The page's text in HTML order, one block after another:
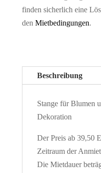
finden sicherlich eine
den Mietbedingungen.
Beschreibung
Stange für Blumen
Dekoration
Der Preis ab 39,50
Zeitraum der
Die Mietdauer